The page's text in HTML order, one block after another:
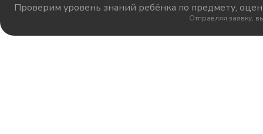
Проверим уровень знаний ребёнка по предмету,
Отправляя заявку,